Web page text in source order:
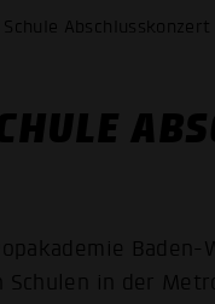
Abschlusskonzert
Schulen in der